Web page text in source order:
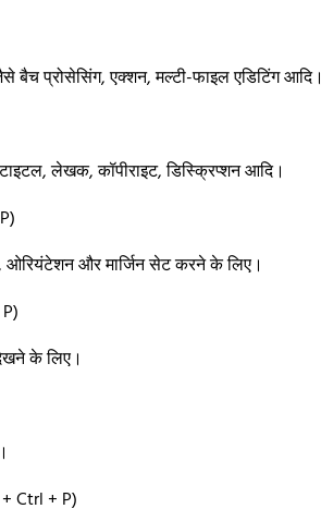
प्रोसेसिंग, एक्शन, मल्टी-फाइल एडिटिंग आदि।
लेखक, कॉपीराइट, डिस्क्रिप्शन आदि।
और मार्जिन सेट करने के लिए।
के लिए।
Ctrl + P)